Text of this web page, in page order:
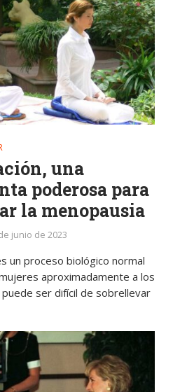
una
poderosa para
la menopausia
junio de 2023
un proceso biológico normal
aproximadamente a los
puede ser difícil de sobrellevar